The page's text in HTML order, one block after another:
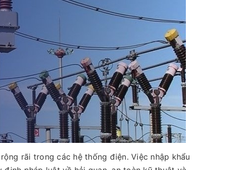
rãi trong các hệ thống điện. Việc nhập khẩu